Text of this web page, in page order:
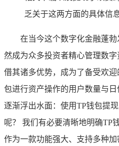
乏关于这两方面的具体信
在当今这个数字化金融蓬勃
然成为众多投资者精心管理数
借其诸多优势，成为了备受欢
包进行资产操作的用户数量与
逐渐浮出水面：使用TP钱包提
呢？ 我们有必要清晰地明确TP
作为一款功能强大、支持多种加